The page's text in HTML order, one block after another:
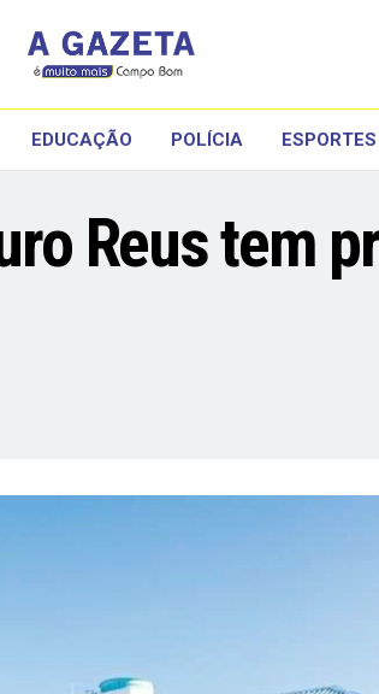
EDUCAÇÃO POLÍCIA ESPORTES
Reus tem